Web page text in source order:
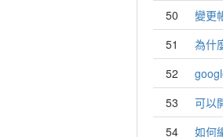
50
變更
51
為什
52
53
可以
54
如何